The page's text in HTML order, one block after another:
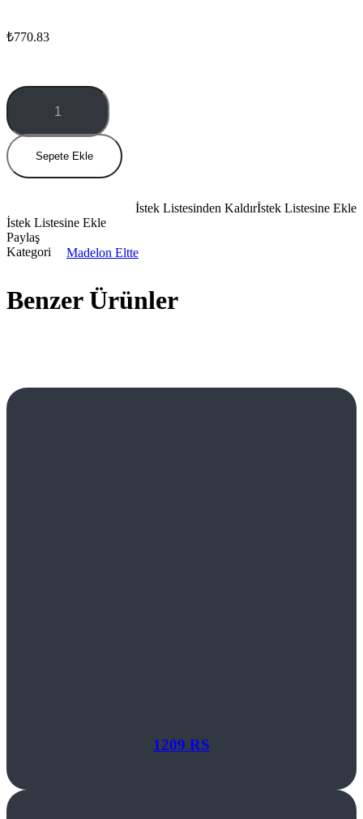
₺770.83
1014
RL
miktar
Sepete Ekle
İstek Listesine Ekle
İstek Listesinden Kaldır
İstek Listesine Ekle
Paylaş
Kategori
Madelon Eltte
Benzer Ürünler
1209 RS